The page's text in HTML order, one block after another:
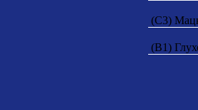
(C3)
(B1)